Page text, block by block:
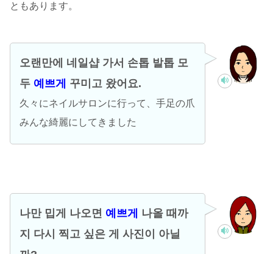
ともあります。
오랜만에 네일샵 가서 손톱 발톱 모
두 예쁘게 꾸미고 왔어요.
久々にネイルサロンに行って、手足の爪
みんな綺麗にしてきました
나만 밉게 나오면 예쁘게
나올 때까
지 다시 찍고 싶은 게 사진이 아닐